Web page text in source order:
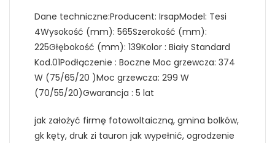
Dane techniczne:Producent: IrsapModel: Tesi
4Wysokość (mm): 565Szerokość (mm):
225Głębokość (mm): 139Kolor : Biały Standard
Kod.01Podłączenie : Boczne Moc grzewcza: 374
W (75/65/20 )Moc grzewcza: 299 W
(70/55/20)Gwarancja : 5 lat
jak założyć firmę fotowoltaiczną, gmina bolków,
gk kęty, druk zi tauron jak wypełnić, ogrodzenie